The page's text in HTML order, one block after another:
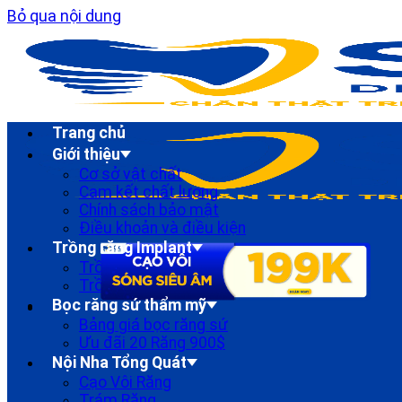
Bỏ qua nội dung
Trang chủ
Giới thiệu
Cơ sở vật chất
Cam kết chất lượng
Chính sách bảo mật
Điều khoản và điều kiện
Trồng răng Implant
Trồng Răng implant Đơn lẻ
Trồng Răng Implant Toàn Hàm
Bọc răng sứ thẩm mỹ
Bảng giá bọc răng sứ
Ưu đãi 20 Răng 900$
Nội Nha Tổng Quát
Cạo Vôi Răng